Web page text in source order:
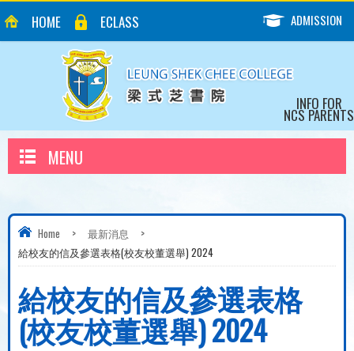
HOME ECLASS ADMISSION
INFO FOR
NCS PARENTS
MENU
Home > 最新消息
>
給校友的信及參選表格(校友校董選舉) 2024
給校友的信及參選表格
(校友校董選舉) 2024